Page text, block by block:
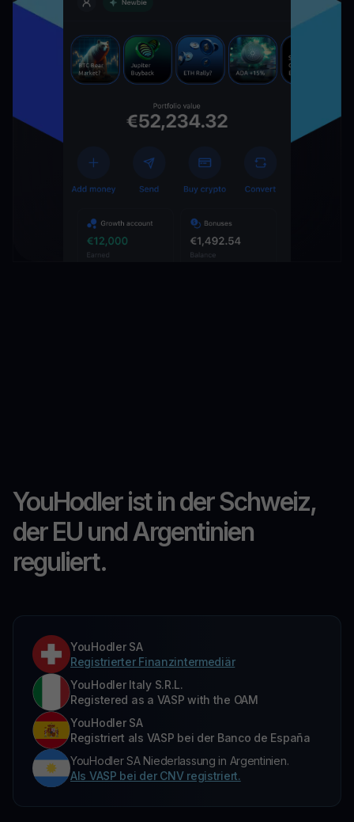
YouHodler ist in der Schweiz,
der EU und Argentinien
reguliert.
YouHodler SA
Registrierter Finanzintermediär
YouHodler Italy S.R.L.
Registered as a VASP with the OAM
YouHodler SA
Registriert als VASP bei der Banco de España
YouHodler SA Niederlassung in Argentinien.
Als VASP bei der CNV registriert.